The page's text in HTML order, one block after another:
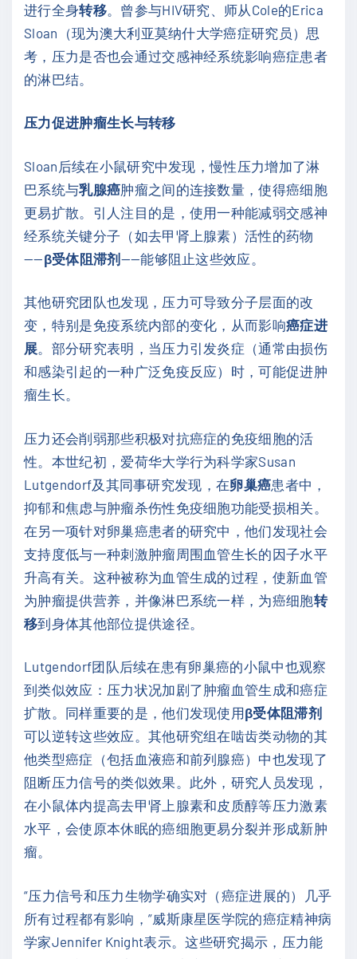
进行全身转移。曾参与HIV研究、师从Cole的Erica
Sloan（现为澳大利亚莫纳什大学癌症研究员）思
考，压力是否也会通过交感神经系统影响癌症患者
的淋巴结。
压力促进肿瘤生长与转移
Sloan后续在小鼠研究中发现，慢性压力增加了淋
巴系统与乳腺癌肿瘤之间的连接数量，使得癌细胞
更易扩散。引人注目的是，使用一种能减弱交感神
经系统关键分子（如去甲肾上腺素）活性的药物
——β受体阻滞剂——能够阻止这些效应。
其他研究团队也发现，压力可导致分子层面的改
变，特别是免疫系统内部的变化，从而影响癌症进
展。部分研究表明，当压力引发炎症（通常由损伤
和感染引起的一种广泛免疫反应）时，可能促进肿
瘤生长。
压力还会削弱那些积极对抗癌症的免疫细胞的活
性。本世纪初，爱荷华大学行为科学家Susan
Lutgendorf及其同事研究发现，在卵巢癌患者中，
抑郁和焦虑与肿瘤杀伤性免疫细胞功能受损相关。
在另一项针对卵巢癌患者的研究中，他们发现社会
支持度低与一种刺激肿瘤周围血管生长的因子水平
升高有关。这种被称为血管生成的过程，使新血管
为肿瘤提供营养，并像淋巴系统一样，为癌细胞转
移到身体其他部位提供途径。
Lutgendorf团队后续在患有卵巢癌的小鼠中也观察
到类似效应：压力状况加剧了肿瘤血管生成和癌症
扩散。同样重要的是，他们发现使用β受体阻滞剂
可以逆转这些效应。其他研究组在啮齿类动物的其
他类型癌症（包括血液癌和前列腺癌）中也发现了
阻断压力信号的类似效果。此外，研究人员发现，
在小鼠体内提高去甲肾上腺素和皮质醇等压力激素
水平，会使原本休眠的癌细胞更易分裂并形成新肿
瘤。
“压力信号和压力生物学确实对（癌症进展的）几乎
所有过程都有影响，”威斯康星医学院的癌症精神病
学家Jennifer Knight表示。这些研究揭示，压力能